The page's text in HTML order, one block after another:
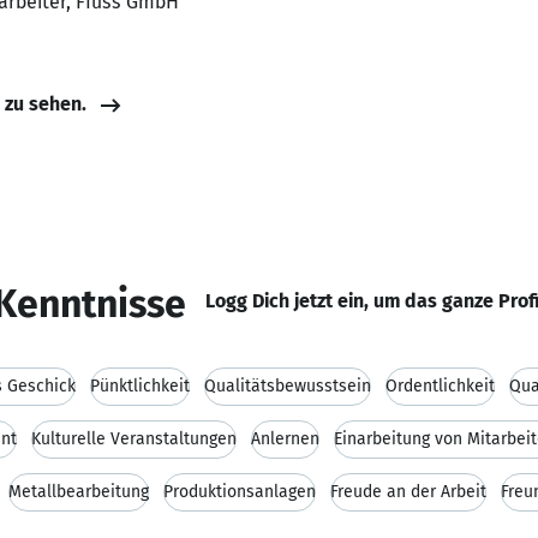
sehen.
Logg Dich jetzt ein, um das ganze
Geschick Pünktlichkeit Qualitätsbewusstsein Ordentlichkeit
Kulturelle Veranstaltungen Anlernen Einarbeitung von
Metallbearbeitung Produktionsanlagen Freude an der Arbeit